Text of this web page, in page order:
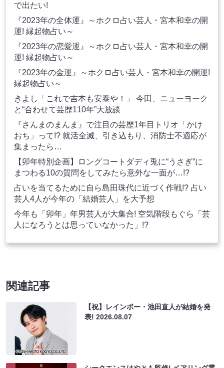
で出たい!
『2023年の全体運』～ホクロ占い芸人・宮本和幸の開
運! 縁起物占い～
『2023年の恋愛運』～ホクロ占い芸人・宮本和幸の開
運! 縁起物占い～
『2023年の金運』～ホクロ占い芸人・宮本和幸の開運!
縁起物占い～
きよし「これで吉本も安泰や！」 今田、ニューヨーク
と“合わせて芸歴110年”大放談
『さんまのまんま』で注目の芸歴1年目トリオ「かけ
おち」って!? 就活全滅、引き込もり、消防士不適応が
集まったら…
【卯年特別企画】ロングコートダディ兎に“うさぎ”に
まつわる10の質問をしてみたら意外な一面が…!?
占いを当てるために自ら島田珠代に近づく作戦!? 占い
芸人4人が今年の「結婚芸人」を大予想
今年も「卯年」年男芸人が大集合! 空気階段もぐら「芸
人になろうとは思っていなかった」!?
関連記事
【祝】レインボー・池田直人が結婚を発
表!2026.08.07